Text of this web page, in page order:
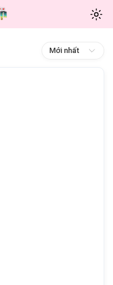
Mới nhất